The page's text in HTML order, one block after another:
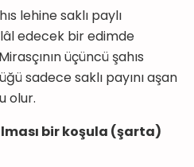
lehine saklı paylı
edecek bir edimde
üçüncü şahıs
sadece saklı payını aşan
olur.
bir koşula (şarta)